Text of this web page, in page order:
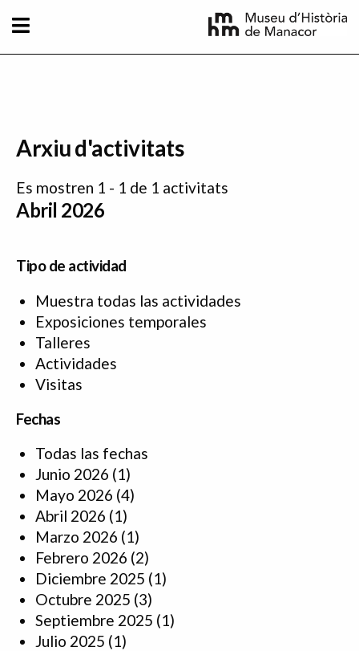
Arxiu d'activitats
Es mostren 1 - 1 de 1 activitats
Abril 2026
Tipo de actividad
Muestra todas las actividades
Exposiciones temporales
Talleres
Actividades
Visitas
Fechas
Todas las fechas
Junio 2026 (1)
Mayo 2026 (4)
Abril 2026 (1)
Marzo 2026 (1)
Febrero 2026 (2)
Diciembre 2025 (1)
Octubre 2025 (3)
Septiembre 2025 (1)
Julio 2025 (1)